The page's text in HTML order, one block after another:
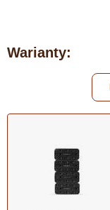
Warianty: